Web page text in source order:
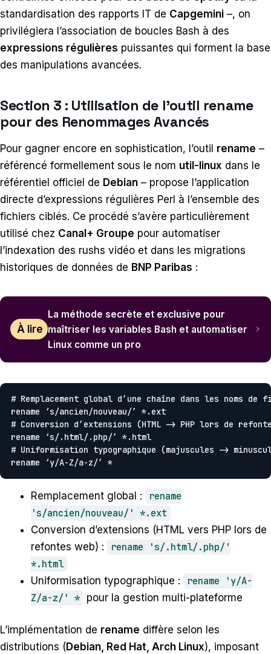
standardisation des rapports IT de Capgemini –, on
privilégiera l’association de boucles Bash à des
expressions régulières puissantes qui forment la base
des manipulations avancées.
Section 3 : Utilisation de l’outil rename
pour des Renommages Avancés
Pour gagner encore en sophistication, l’outil rename –
référencé formellement sous le nom util-linux dans le
référentiel officiel de Debian – propose l’application
directe d’expressions régulières Perl à l’ensemble des
fichiers ciblés. Ce procédé s’avère particulièrement
utilisé chez Canal+ Groupe pour automatiser
l’indexation des rushs vidéo et dans les migrations
historiques de données de BNP Paribas :
À lire
La méthode secrète et exclusive pour
maîtriser les variables Bash et automatiser
Linux comme un pro
# Remplacement global d’une chaîne dans les noms de
rename ‘s/ancien/nouveau/’ *.ext
# Conversion d’extensions (HTML -> PHP lors de
rename ‘s/.html/.php/’ *.html
# Uniformisation typographique (majuscules ->
rename ‘y/A-Z/a-z/’ *
Remplacement global :
rename
's/ancien/nouveau/' *.ext
Conversion d’extensions (HTML vers PHP lors de
refontes web) :
rename 's/.html/.php/'
*.html
Uniformisation typographique :
rename 'y/A-
Z/a-z/' * pour la gestion multi-plateforme
L’implémentation de rename diffère selon les
distributions ( Debian, Red Hat, Arch Linux), imposant